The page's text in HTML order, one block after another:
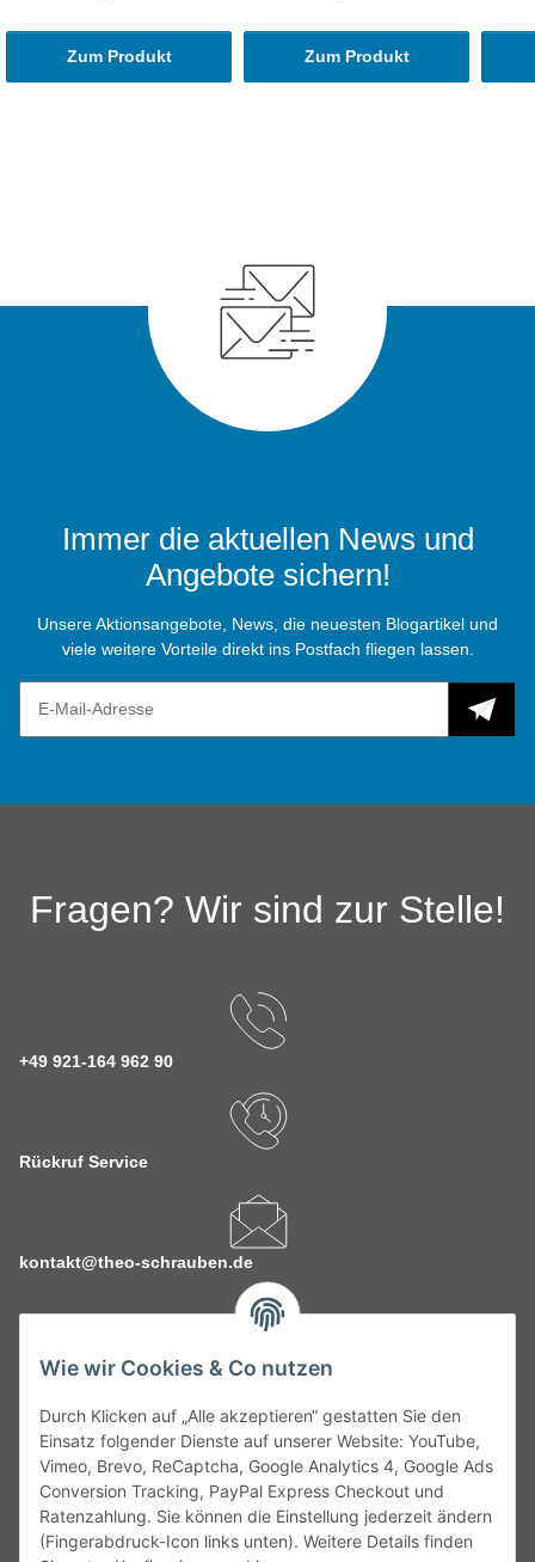
Wie wir Cookies & Co nutzen
Durch Klicken auf „Alle akzeptieren“ gestatten Sie den
Einsatz folgender Dienste auf unserer Website: YouTube,
Vimeo, Brevo, ReCaptcha, Google Analytics 4, Google Ads
Conversion Tracking, PayPal Express Checkout und
Ratenzahlung. Sie können die Einstellung jederzeit ändern
(Fingerabdruck-Icon links unten). Weitere Details finden
Zum Produkt Zum Produkt
Immer die aktuellen News und
Angebote sichern!
Unsere Aktionsangebote, News, die neuesten Blogartikel und
viele weitere Vorteile direkt ins Postfach fliegen lassen.
Fragen? Wir sind zur Stelle!
+49 921-164 962 90
Rückruf Service
kontakt@theo-schrauben.de
Service
Gesetzliche Informationen